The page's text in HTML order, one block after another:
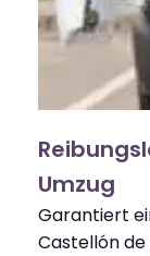
Umzug
Garantiert
Castellón